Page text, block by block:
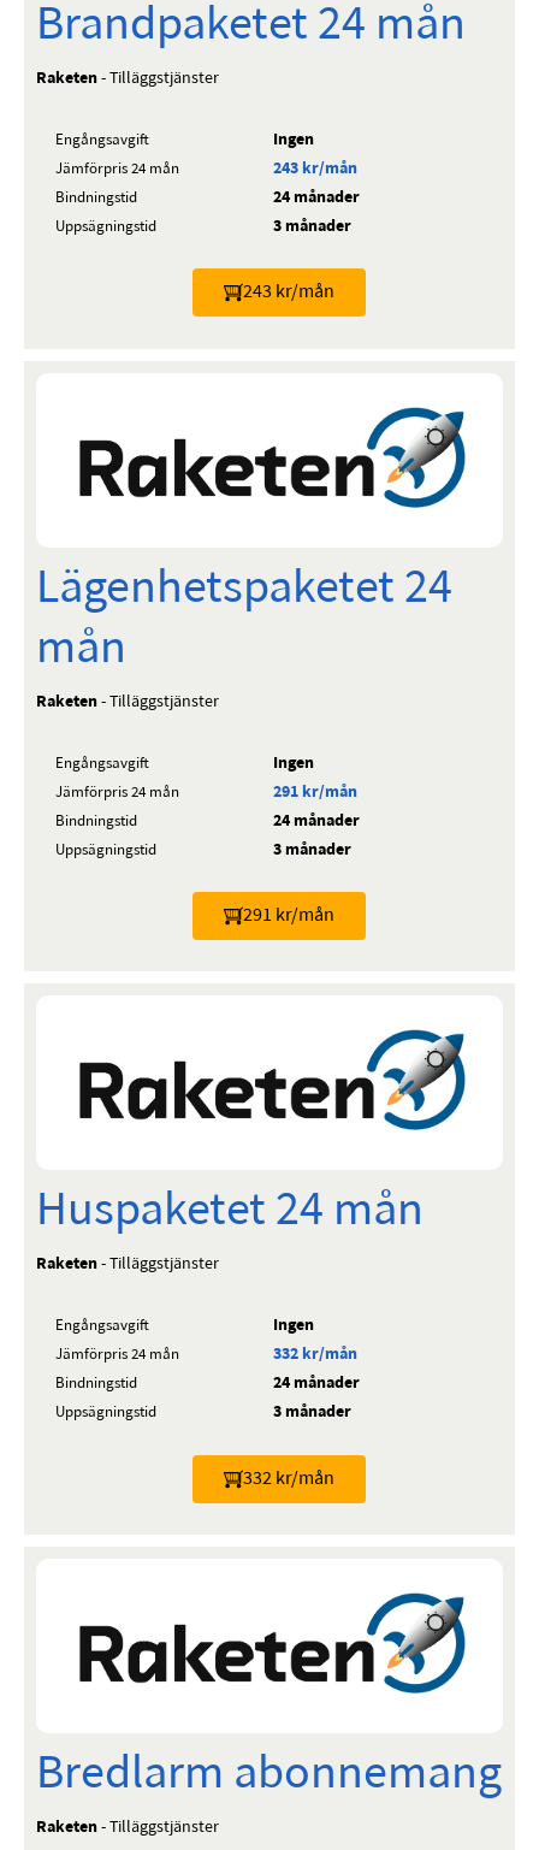
Brandpaketet 24 mån
Raketen - Tilläggstjänster
Engångsavgift Ingen
Jämförpris 24 mån 243 kr/mån
Bindningstid 24 månader
Uppsägningstid 3 månader
243 kr/mån
Lägenhetspaketet 24
mån
Raketen - Tilläggstjänster
Engångsavgift Ingen
Jämförpris 24 mån 291 kr/mån
Bindningstid 24 månader
Uppsägningstid 3 månader
291 kr/mån
Huspaketet 24 mån
Raketen - Tilläggstjänster
Engångsavgift Ingen
Jämförpris 24 mån 332 kr/mån
Bindningstid 24 månader
Uppsägningstid 3 månader
332 kr/mån
Bredlarm abonnemang
Raketen - Tilläggstjänster